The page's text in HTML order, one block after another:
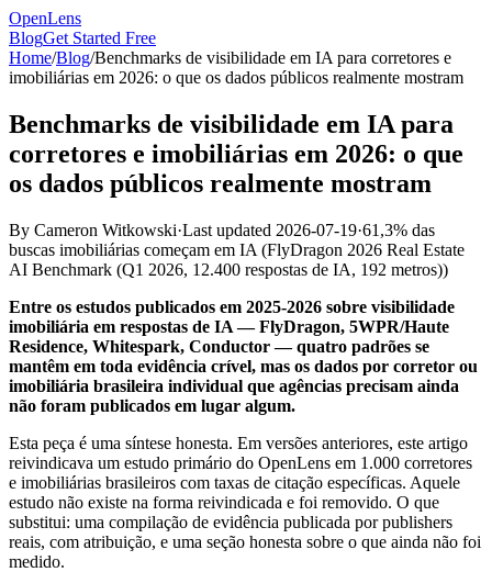
OpenLens
BlogGet Started Free
Home/Blog/Benchmarks de visibilidade em IA para corretores e
imobiliárias em 2026: o que os dados públicos realmente mostram
Benchmarks de visibilidade em IA para
corretores e imobiliárias em 2026: o que
os dados públicos realmente mostram
By Cameron Witkowski·Last updated 2026-07-19·61,3% das
buscas imobiliárias começam em IA (FlyDragon 2026 Real Estate
AI Benchmark (Q1 2026, 12.400 respostas de IA, 192 metros))
Entre os estudos publicados em 2025-2026 sobre visibilidade
imobiliária em respostas de IA — FlyDragon, 5WPR/Haute
Residence, Whitespark, Conductor — quatro padrões se
mantêm em toda evidência crível, mas os dados por corretor ou
imobiliária brasileira individual que agências precisam ainda
não foram publicados em lugar algum.
Esta peça é uma síntese honesta. Em versões anteriores, este artigo
reivindicava um estudo primário do OpenLens em 1.000 corretores
e imobiliárias brasileiros com taxas de citação específicas. Aquele
estudo não existe na forma reivindicada e foi removido. O que
substitui: uma compilação de evidência publicada por publishers
reais, com atribuição, e uma seção honesta sobre o que ainda não foi
medido.